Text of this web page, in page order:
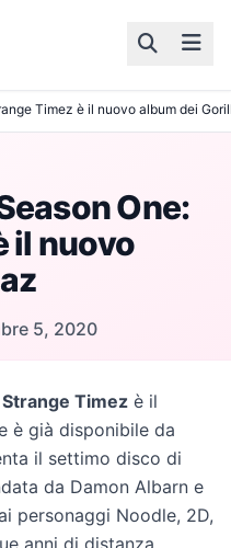
Timez è il nuovo album dei
One:
il nuovo
5, 2020
Timez è il
è già disponibile da
il settimo disco di
da Damon Albarn e
personaggi Noodle, 2D,
anni di distanza